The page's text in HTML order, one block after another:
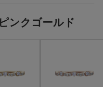
ピンクゴールド